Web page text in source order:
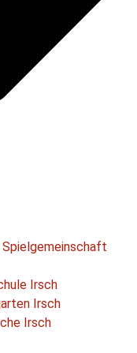
Spielgemeinschaft
Irsch
Irsch
Irsch